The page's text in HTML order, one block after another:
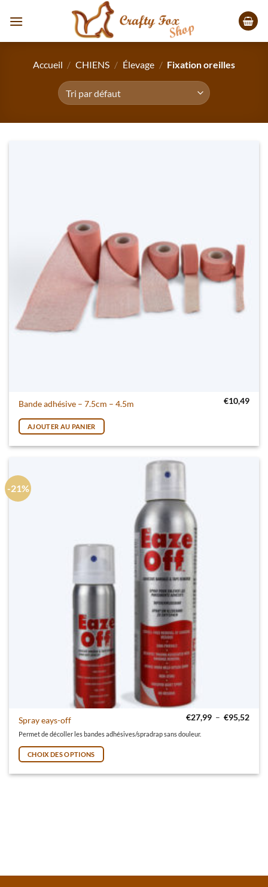
Accueil / CHIENS / Élevage / Fixation oreilles
Bande adhésive – 7.5cm – 4.5m €10,49
AJOUTER AU PANIER
-21%
Spray eays-off €27,99 – €95,52
Permet de décoller les bandes adhésives/spradrap sans douleur.
CHOIX DES OPTIONS
Ce produit a plusieurs variations. Les options peuvent être choisies